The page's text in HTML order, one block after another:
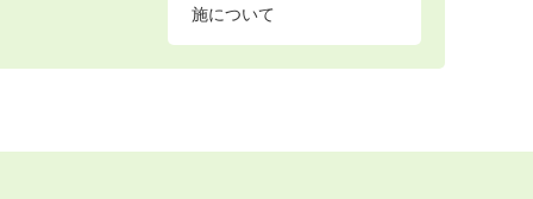
施について